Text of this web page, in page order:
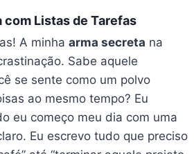
com Listas de Tarefas
A minhaarma secreta na
Sabe aquele
se sente como um polvo
ao mesmo tempo? Eu
eu começo meu dia com uma
Eu escrevo tudo que preciso